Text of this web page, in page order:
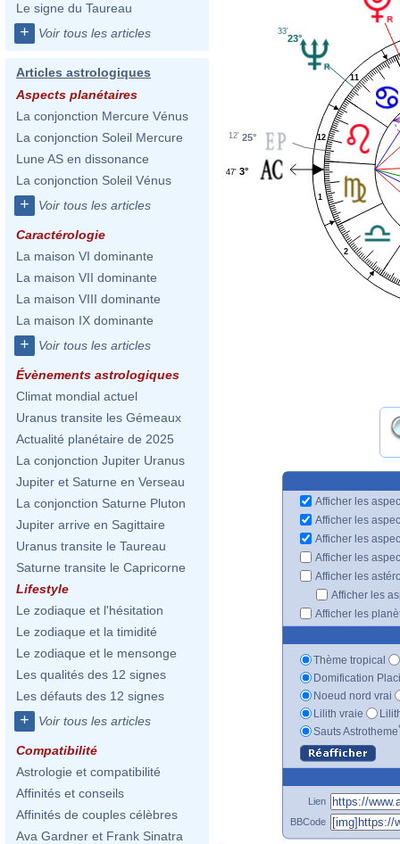
Le signe du Taureau
+ Voir tous les articles
Articles astrologiques
Aspects planétaires
La conjonction Mercure Vénus
La conjonction Soleil Mercure
Lune AS en dissonance
La conjonction Soleil Vénus
+ Voir tous les articles
Caractérologie
La maison VI dominante
La maison VII dominante
La maison VIII dominante
La maison IX dominante
+ Voir tous les articles
Évènements astrologiques
Climat mondial actuel
Uranus transite les Gémeaux
Actualité planétaire de 2025
La conjonction Jupiter Uranus
Jupiter et Saturne en Verseau
La conjonction Saturne Pluton
Jupiter arrive en Sagittaire
Uranus transite le Taureau
Saturne transite le Capricorne
Lifestyle
Le zodiaque et l'hésitation
Le zodiaque et la timidité
Le zodiaque et le mensonge
Les qualités des 12 signes
Les défauts des 12 signes
+ Voir tous les articles
Compatibilité
Astrologie et compatibilité
Affinités et conseils
Affinités de couples célèbres
Ava Gardner et Frank Sinatra
1
2
11
12
23°
33'
25°
12'
3°
47'
Afficher les
Afficher les
Afficher les
Afficher les
Afficher les
Afficher les
Afficher les
Thème tropical
Domification
Noeud nord vrai
Lilith vraie
Sauts Astrotheme
Lien
BBCode